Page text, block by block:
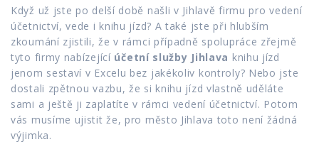
Když už jste po delší době našli v Jihlavě firmu pro vedení
účetnictví, vede i knihu jízd? A také jste při hlubším
zkoumání zjistili, že v rámci případně spolupráce zřejmě
tyto firmy nabízející účetní služby Jihlava knihu jízd
jenom sestaví v Excelu bez jakékoliv kontroly? Nebo jste
dostali zpětnou vazbu, že si knihu jízd vlastně uděláte
sami a ještě ji zaplatíte v rámci vedení účetnictví. Potom
vás musíme ujistit že, pro město Jihlava toto není žádná
výjimka.